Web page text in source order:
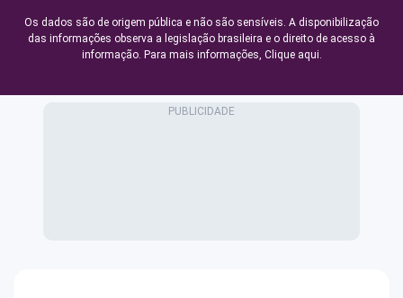
Os dados são de origem pública e não são sensíveis. A disponibilização
das informações observa a legislação brasileira e o direito de acesso à
informação. Para mais informações, Clique aqui.